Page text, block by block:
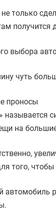
не только
получится
выбора
чуть
проносы
на
того,